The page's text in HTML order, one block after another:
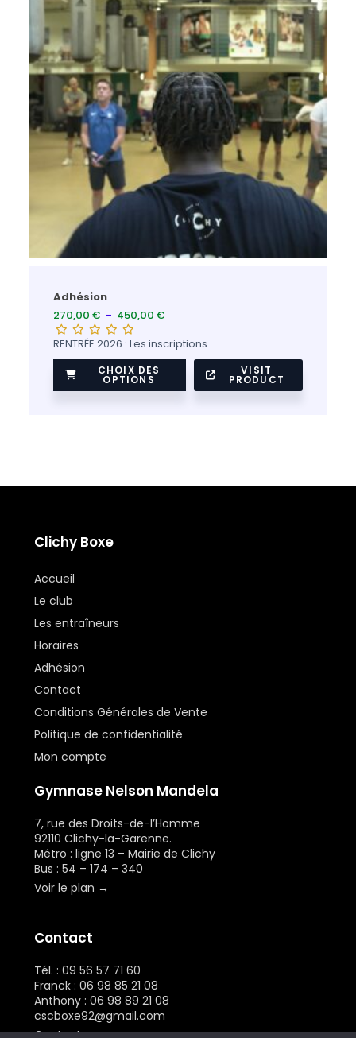
Adhésion
270,00€ – 450,00€
RENTRÉE 2026 : Les inscriptions…
CHOIX DES
OPTIONS
VISIT
PRODUCT
Clichy Boxe
Accueil
Le club
Les entraîneurs
Horaires
Adhésion
Contact
Conditions Générales de Vente
Politique de confidentialité
Mon compte
Gymnase Nelson Mandela
7, rue des Droits-de-l’Homme
92110 Clichy-la-Garenne.
Métro : ligne 13 – Mairie de Clichy
Bus : 54 – 174 – 340
Voir le plan →
Contact
Tél. : 09 56 57 71 60
Franck : 06 98 85 21 08
Anthony : 06 98 89 21 08
cscboxe92@gmail.com
Contactez-nous →